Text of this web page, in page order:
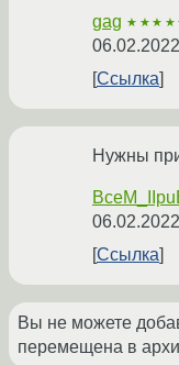
gag
Ссылка
Нужны
Ссылка
Вы не можете
перемещена в